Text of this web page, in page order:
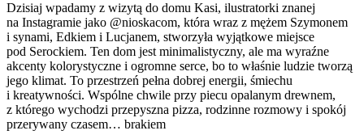
Dzisiaj wpadamy z wizytą do domu Kasi, ilustratorki znanej
na Instagramie jako @nioskacom, która wraz z mężem Szymonem
i synami, Edkiem i Lucjanem, stworzyła wyjątkowe miejsce
pod Serockiem. Ten dom jest minimalistyczny, ale ma wyraźne
akcenty kolorystyczne i ogromne serce, bo to właśnie ludzie tworzą
jego klimat. To przestrzeń pełna dobrej energii, śmiechu
i kreatywności. Wspólne chwile przy piecu opalanym drewnem,
z którego wychodzi przepyszna pizza, rodzinne rozmowy i spokój
przerywany czasem… brakiem